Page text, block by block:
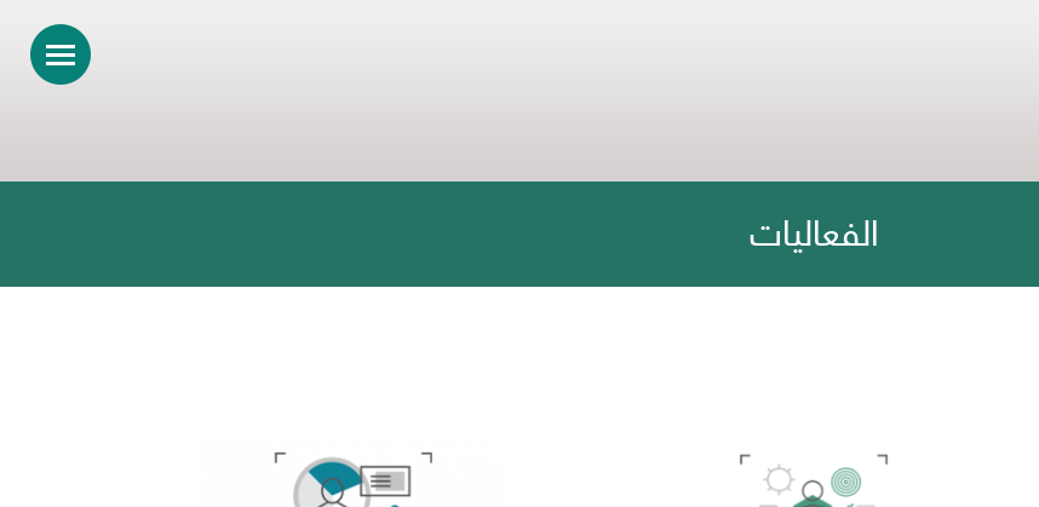
الفعاليات